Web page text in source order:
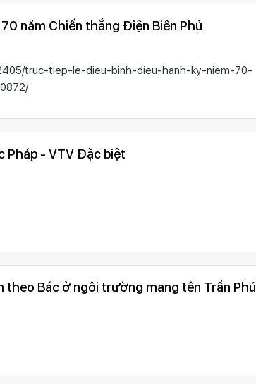
năm Chiến thắng Điện Biên Phủ
truc-tiep-le-dieu-binh-dieu-hanh-ky-niem-70-
Pháp - VTV Đặc biệt
theo Bác ở ngôi trường mang tên Trần Phú